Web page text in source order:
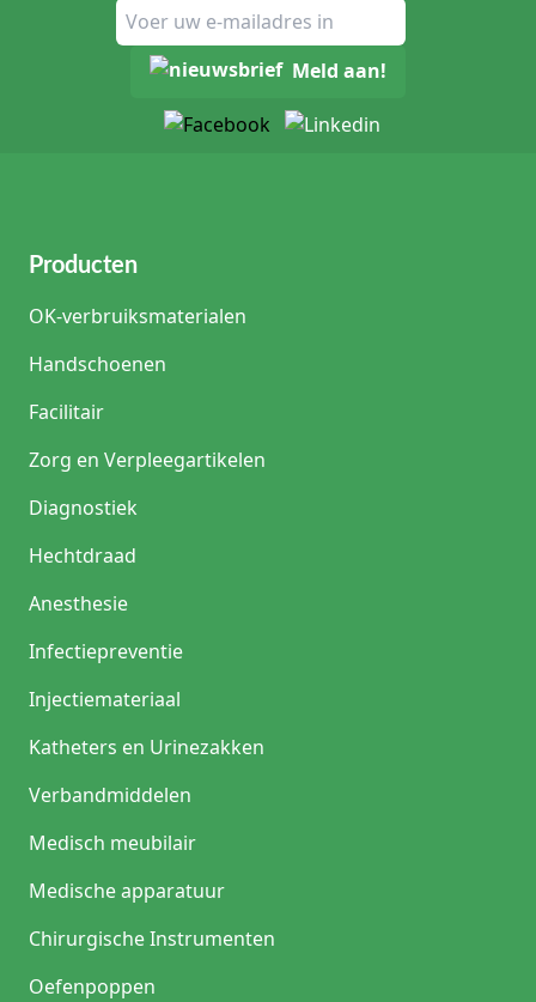
Meld aan!
Producten
OK-verbruiksmaterialen
Handschoenen
Facilitair
Zorg en Verpleegartikelen
Diagnostiek
Hechtdraad
Anesthesie
Infectiepreventie
Injectiemateriaal
Katheters en Urinezakken
Verbandmiddelen
Medisch meubilair
Medische apparatuur
Chirurgische Instrumenten
Oefenpoppen